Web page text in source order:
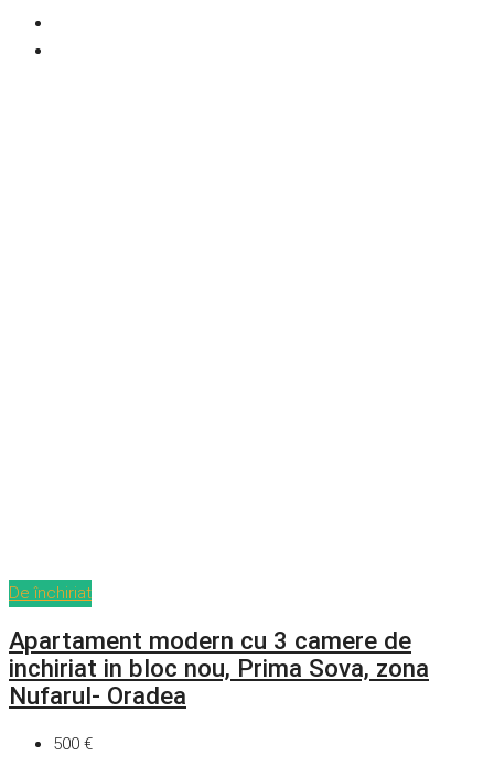
De închiriat
Apartament modern cu 3 camere de
inchiriat in bloc nou, Prima Sova, zona
Nufarul- Oradea
500 €